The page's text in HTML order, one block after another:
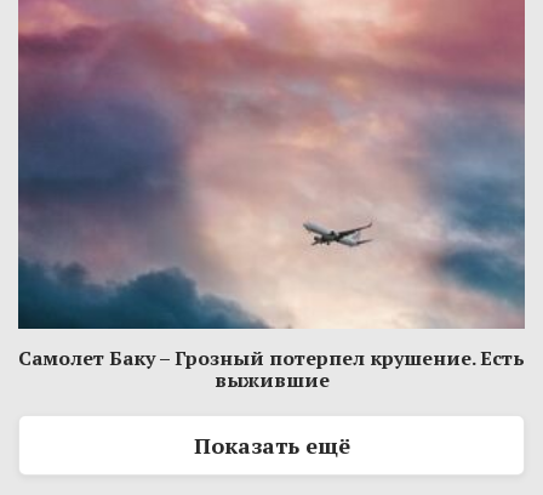
Самолет Баку – Грозный потерпел крушение. Есть
выжившие
Показать ещё